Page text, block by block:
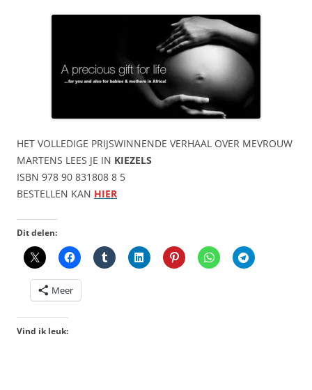
HET VOLLEDIGE PRIJSWINNENDE VERHAAL OVER MEVROUW
MARTENS LEES JE IN KIEZELS
ISBN 978 90 831808 8 5
BESTELLEN KAN HIER
Dit delen:
Meer
Vind ik leuk: